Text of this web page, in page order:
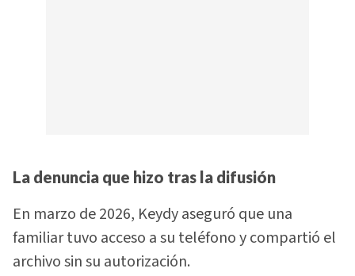
La denuncia que hizo tras la difusión
En marzo de 2026, Keydy aseguró que una
familiar tuvo acceso a su teléfono y compartió el
archivo sin su autorización.